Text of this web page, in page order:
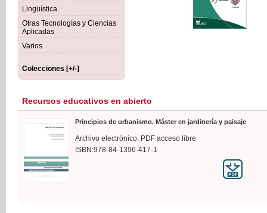
Lingüística
Otras Tecnologías y Ciencias
Aplicadas
Varios
Colecciones [+/-]
Recursos educativos en abierto
Principios de urbanismo. Máster en jardinería y paisaje
Archivo electrónico. PDF acceso libre
ISBN:978-84-1396-417-1